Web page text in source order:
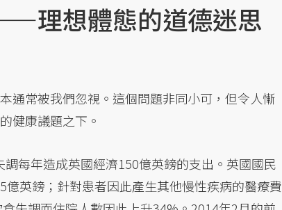
理想體態的道德迷思
通常被我們忽視。這個問題非同小可，但令人慚
健康議題之下。
每年造成英國經濟150億英鎊的支出。英國國民
英鎊；針對患者因此產生其他慢性疾病的醫療費